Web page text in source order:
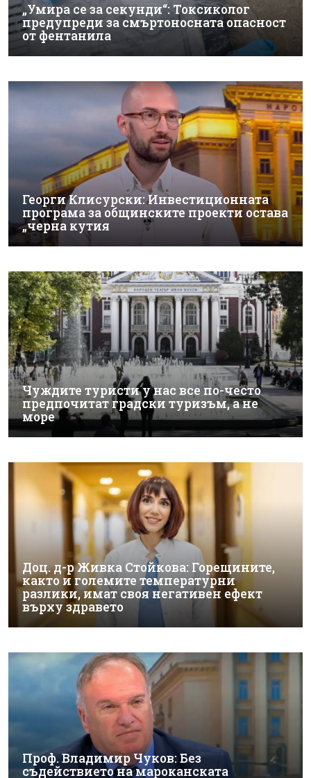
„Умира се за секунди“: Токсиколог
предупреди за смъртоносната опасност
от фентанила
Георги Клисурски: Инвестиционната
програма за общинските проекти остава
„черна кутия
Чуждите туристи у нас все по-често
предпочитат градски туризъм, а не
море
Доц. д-р Живка Стойкова: Горещините,
както и големите температурни
разлики, имат своя негативен ефект
върху здравето
Проф. Владимир Чуков: Без
съдействието на мароканската